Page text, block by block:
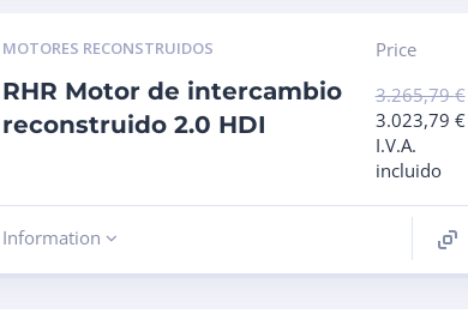
MOTORES RECONSTRUIDOS
RHR Motor de intercambio
reconstruido 2.0 HDI
Price
3.265,79€
3.023,79 €
I.V.A.
incluido
Information